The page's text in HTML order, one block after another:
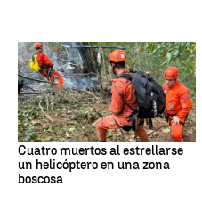
Cuatro muertos al estrellarse
un helicóptero en una zona
boscosa